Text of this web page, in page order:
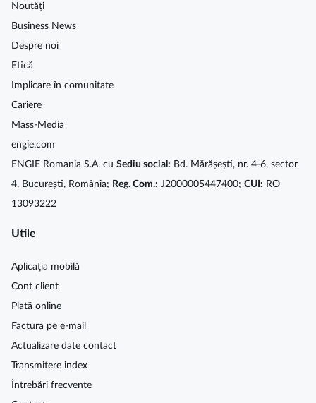
Noutăți
Business News
Despre noi
Etică
Implicare în comunitate
Cariere
Mass-Media
engie.com
ENGIE Romania S.A. cu Sediu social: Bd. Mărășești, nr. 4-6, sector
4, București, România; Reg. Com.: J2000005447400; CUI: RO
13093222
Utile
Aplicaţia mobilă
Cont client
Plată online
Factura pe e-mail
Actualizare date contact
Transmitere index
Întrebări frecvente